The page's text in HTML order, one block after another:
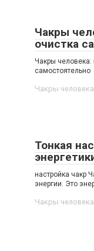
Чакры
очистка
Чакры человека:
Чакры человека
Тонкая
настройка чакр
энергии. Это
Чакры человека